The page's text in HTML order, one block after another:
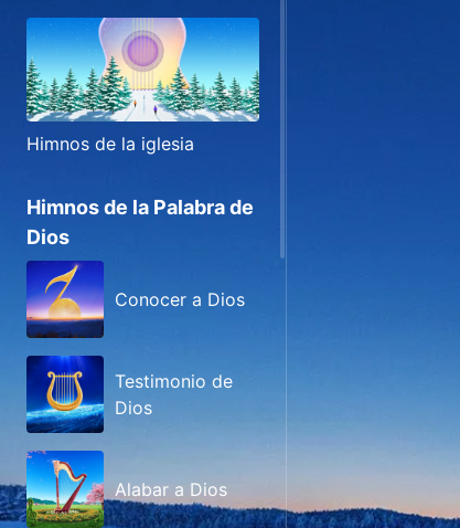
Himnos de la iglesia
Himnos de la Palabra de
Dios
Conocer a Dios
Testimonio de
Dios
Alabar a Dios